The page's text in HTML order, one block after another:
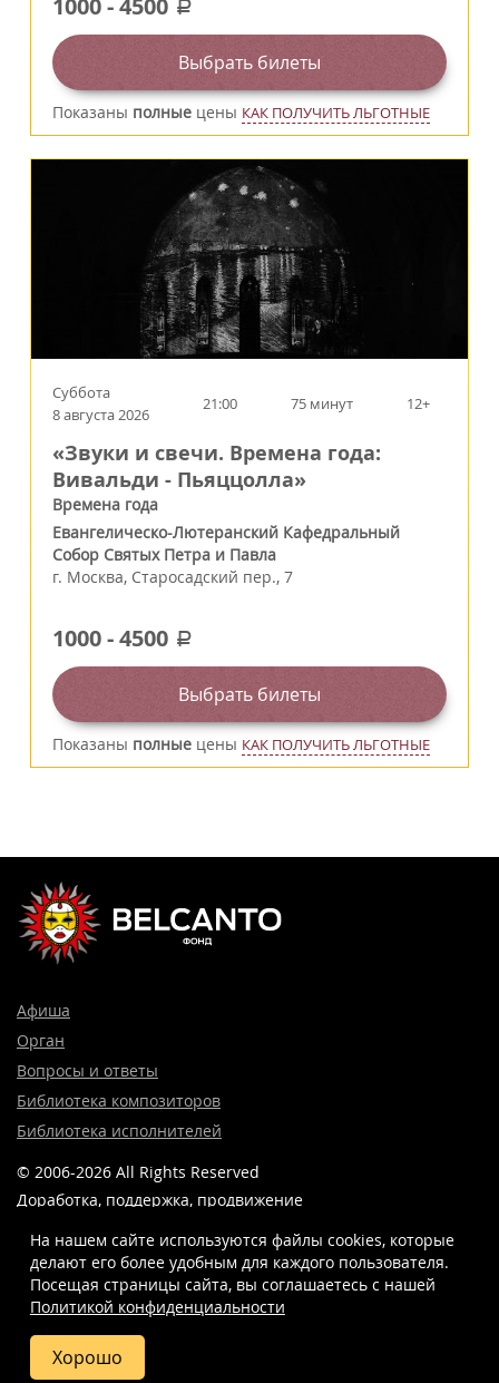
a
Выбрать билеты
Показаны полные цены КАК ПОЛУЧИТЬ ЛЬГОТНЫЕ
Суббота
8 августа 2026
21:00 75 минут 12+
«Звуки и свечи. Времена года:
Вивальди - Пьяццолла»
Времена года
Евангелическо-Лютеранский Кафедральный
Собор Святых Петра и Павла
г. Москва, Старосадский пер., 7
1000-4500 a
Выбрать билеты
Показаны полные цены КАК ПОЛУЧИТЬ ЛЬГОТНЫЕ
Афиша
Орган
Вопросы и ответы
Библиотека композиторов
Библиотека исполнителей
© 2006-2026 All Rights Reserved
Доработка, поддержка, продвижение
8 (499) 923-22-78
info@belcantofund.com
На нашем сайте используются файлы cookies, которые
делают его более удобным для каждого пользователя.
Посещая страницы сайта, вы соглашаетесь c нашей
Политикой конфиденциальности
Хорошо